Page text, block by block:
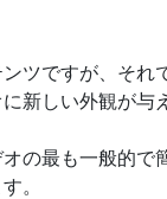
ツですが、それ
新しい外観が与
の最も一般的で
。